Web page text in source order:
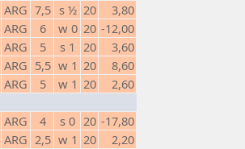
ARG 7,5 s ½ 20
3,80
ARG 6 w 0 20 -12,00
ARG 5 s 1 20
3,60
ARG 5,5 w 1 20
8,60
ARG 5 w 1 20
2,60
ARG 4 s 0 20 -17,80
ARG 2,5 w 1 20
2,20